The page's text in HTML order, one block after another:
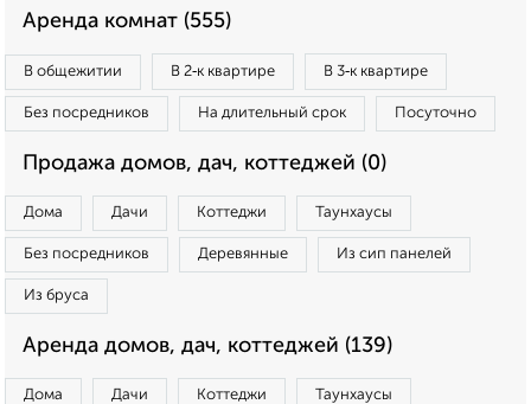
Аренда комнат (555)
В общежитии В 2‑к квартире В 3‑к квартире
Без посредников На длительный срок Посуточно
Продажа домов, дач, коттеджей (0)
Дома Дачи Коттеджи Таунхаусы
Без посредников Деревянные Из сип панелей
Из бруса
Аренда домов, дач, коттеджей (139)
Дома Дачи Коттеджи Таунхаусы